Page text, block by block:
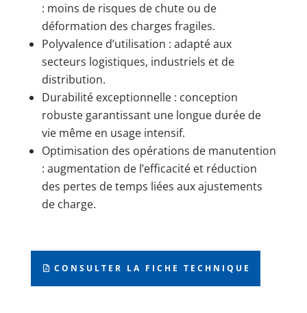
: moins de risques de chute ou de
déformation des charges fragiles.
Polyvalence d’utilisation : adapté aux
secteurs logistiques, industriels et de
distribution.
Durabilité exceptionnelle : conception
robuste garantissant une longue durée de
vie même en usage intensif.
Optimisation des opérations de manutention
: augmentation de l’efficacité et réduction
des pertes de temps liées aux ajustements
de charge.
CONSULTER LA FICHE TECHNIQUE